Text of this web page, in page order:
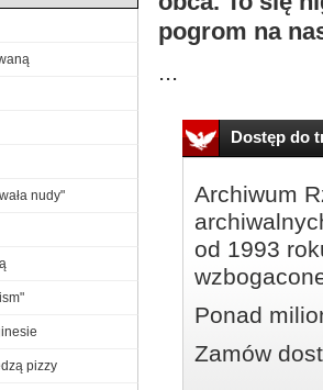
pogrom na
...
Dostęp do
Archiwum
od 1993
Ponad
Zamów
nudy"
pizzy